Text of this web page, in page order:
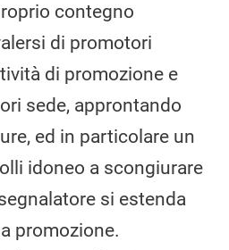
contegno
di promotori
di promozione e
sede, approntando
ed in particolare un
idoneo a scongiurare
si estenda
promozione.